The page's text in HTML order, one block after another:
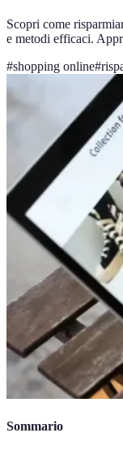
Scopri come
e metodi efficaci.
#shopping online#
Sommario